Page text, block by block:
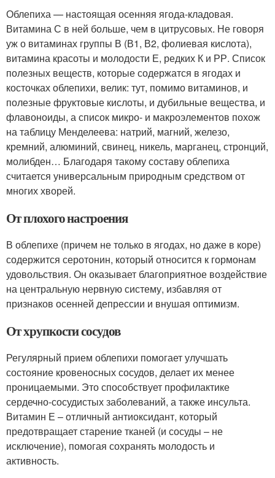
Облепиха — настоящая осенняя ягода-кладовая.
Витамина С в ней больше, чем в цитрусовых. Не говоря
уж о витаминах группы В (В1, В2, фолиевая кислота),
витамина красоты и молодости Е, редких К и РР. Список
полезных веществ, которые содержатся в ягодах и
косточках облепихи, велик: тут, помимо витаминов, и
полезные фруктовые кислоты, и дубильные вещества, и
флавоноиды, а список микро- и макроэлементов похож
на таблицу Менделеева: натрий, магний, железо,
кремний, алюминий, свинец, никель, марганец, стронций,
молибден… Благодаря такому составу облепиха
считается универсальным природным средством от
многих хворей.
От плохого настроения
В облепихе (причем не только в ягодах, но даже в коре)
содержится серотонин, который относится к гормонам
удовольствия. Он оказывает благоприятное воздействие
на центральную нервную систему, избавляя от
признаков осенней депрессии и внушая оптимизм.
От хрупкости сосудов
Регулярный прием облепихи помогает улучшать
состояние кровеносных сосудов, делает их менее
проницаемыми. Это способствует профилактике
сердечно-сосудистых заболеваний, а также инсульта.
Витамин Е – отличный антиоксидант, который
предотвращает старение тканей (и сосуды – не
исключение), помогая сохранять молодость и
активность.